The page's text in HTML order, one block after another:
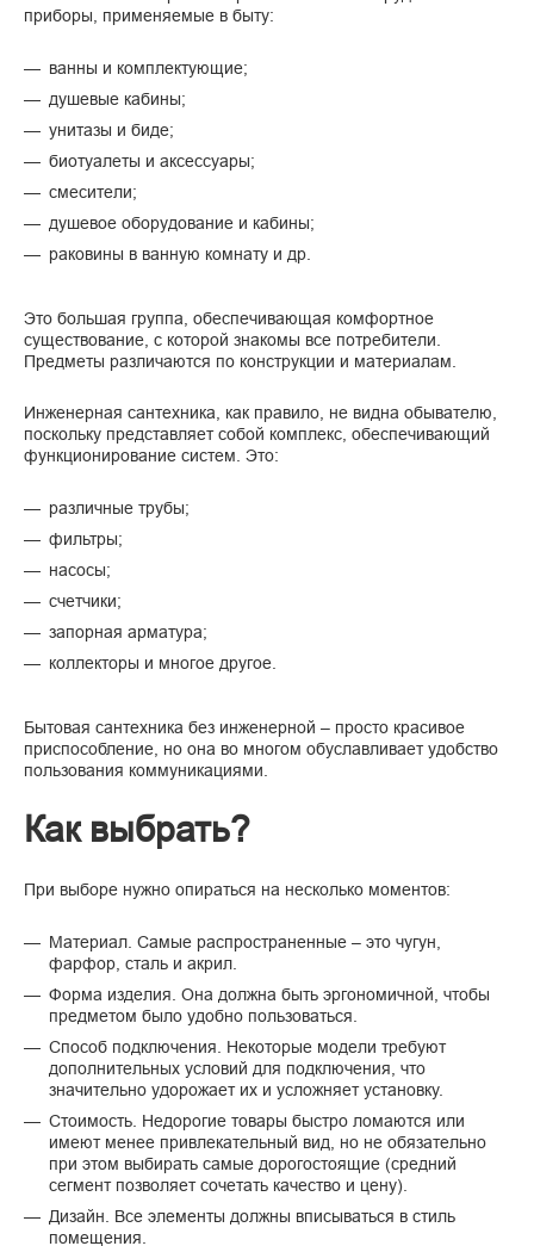
приборы, применяемые в быту:
ванны и комплектующие;
душевые кабины;
унитазы и биде;
биотуалеты и аксессуары;
смесители;
душевое оборудование и кабины;
раковины в ванную комнату и др.
Это большая группа, обеспечивающая комфортное
существование, с которой знакомы все потребители.
Предметы различаются по конструкции и материалам.
Инженерная сантехника, как правило, не видна обывателю,
поскольку представляет собой комплекс, обеспечивающий
функционирование систем. Это:
различные трубы;
фильтры;
насосы;
счетчики;
запорная арматура;
коллекторы и многое другое.
Бытовая сантехника без инженерной – просто красивое
приспособление, но она во многом обуславливает удобство
пользования коммуникациями.
Как выбрать?
При выборе нужно опираться на несколько моментов:
Материал. Самые распространенные – это чугун,
фарфор, сталь и акрил.
Форма изделия. Она должна быть эргономичной, чтобы
предметом было удобно пользоваться.
Способ подключения. Некоторые модели требуют
дополнительных условий для подключения, что
значительно удорожает их и усложняет установку.
Стоимость. Недорогие товары быстро ломаются или
имеют менее привлекательный вид, но не обязательно
при этом выбирать самые дорогостоящие (средний
сегмент позволяет сочетать качество и цену).
Дизайн. Все элементы должны вписываться в стиль
помещения.